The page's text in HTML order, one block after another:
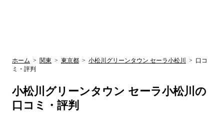
ホーム > 関東 > 東京都 > 小松川グリーンタウン セーラ小松川 > 口コ
ミ・評判
小松川グリーンタウン セーラ小松川 の
口コミ・評判